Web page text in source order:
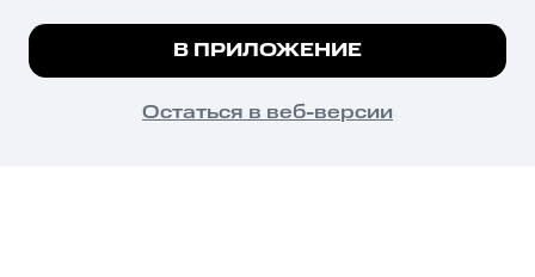
психотропных веществ, их аналогов причиняет вред здоровью,
их незаконный оборот запрещён и влечёт установленную
законодательством ответственность.
© 2026 ООО «КИОН».
Все права защищены
Мы используем куки, чтобы на сайте все
Подробнее
ПОНЯТНО
В ПРИЛОЖЕНИЕ
Остаться в веб-версии